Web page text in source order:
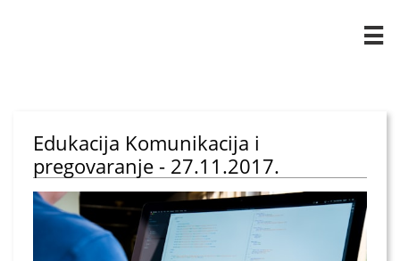

Edukacija Komunikacija i
pregovaranje - 27.11.2017.